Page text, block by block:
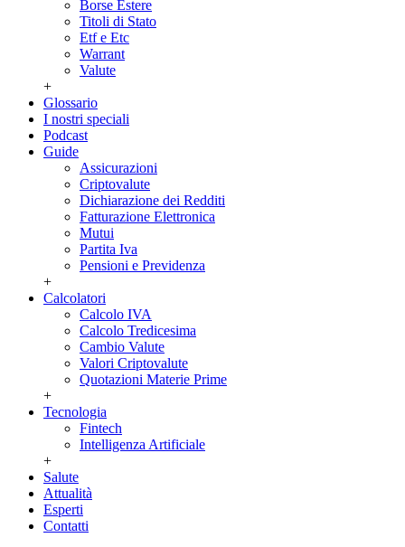
Borse Estere
Titoli di Stato
Etf e Etc
Warrant
Valute
+
Glossario
I nostri speciali
Podcast
Guide
Assicurazioni
Criptovalute
Dichiarazione dei Redditi
Fatturazione Elettronica
Mutui
Partita Iva
Pensioni e Previdenza
+
Calcolatori
Calcolo IVA
Calcolo Tredicesima
Cambio Valute
Valori Criptovalute
Quotazioni Materie Prime
+
Tecnologia
Fintech
Intelligenza Artificiale
+
Salute
Attualità
Esperti
Contatti